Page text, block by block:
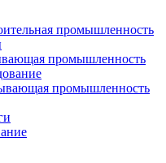
промышленность
промышленность
промышленность